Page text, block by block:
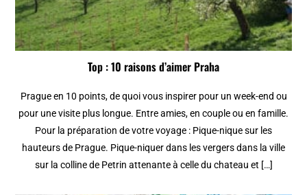
Top : 10 raisons d’aimer Praha
Prague en 10 points, de quoi vous inspirer pour un week-end ou
pour une visite plus longue. Entre amies, en couple ou en famille.
Pour la préparation de votre voyage : Pique-nique sur les
hauteurs de Prague. Pique-niquer dans les vergers dans la ville
sur la colline de Petrin attenante à celle du chateau et […]